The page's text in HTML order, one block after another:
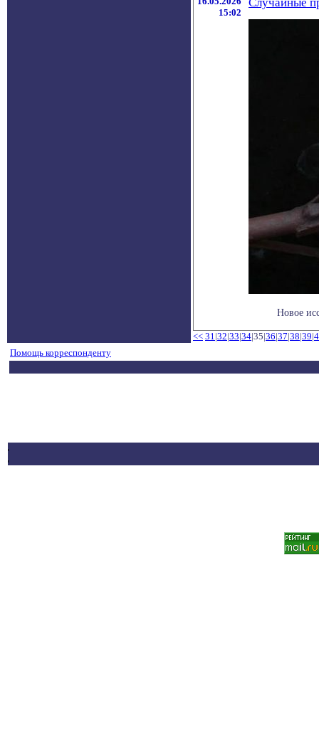
15:02
Новое
<< 31|32|33|34|35|36|37|38|39|
Помощь корреспонденту